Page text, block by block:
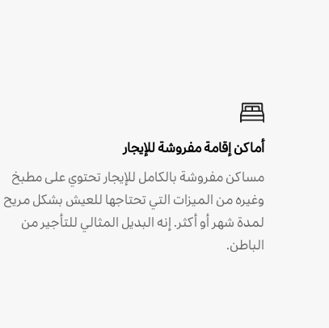
أماكن إقامة مفروشة للإيجار
مساكن مفروشة بالكامل للإيجار تحتوي على مطبخ
وغيره من الميزات التي تحتاجها للعيش بشكل مريح
لمدة شهر أو أكثر. إنه البديل المثالي للتأجير من
الباطن.